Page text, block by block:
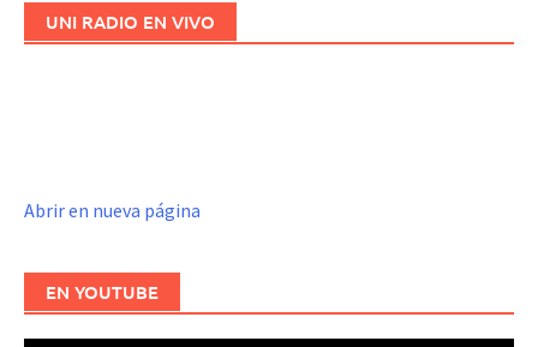
UNI RADIO EN VIVO
Abrir en nueva página
EN YOUTUBE